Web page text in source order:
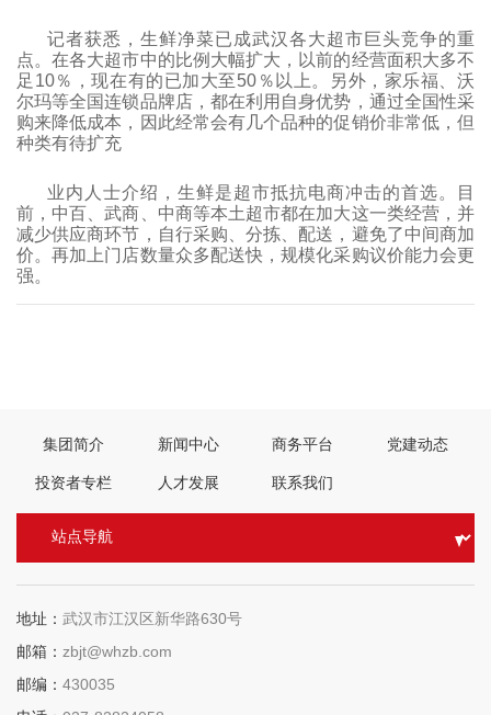
记者获悉，生鲜净菜已成武汉各大超市巨头竞争的重
点。在各大超市中的比例大幅扩大，以前的经营面积大多不
足 10％，现在有的已加大至50 ％以上。另外，家乐福、沃
尔玛等全国连锁品牌店，都在利用自身优势，通过全国性采
购来降低成本，因此经常会有几个品种的促销价非常低，但
种类有待扩充
业内人士介绍，生鲜是超市抵抗电商冲击的首选。目
前，中百、武商、中商等本土超市都在加大这一类经营，并
减少供应商环节，自行采购、分拣、配送，避免了中间商加
价。再加上门店数量众多配送快，规模化采购议价能力会更
强。
集团简介 新闻中心 商务平台 党建动态
投资者专栏 人才发展 联系我们
地址： 武汉市江汉区新华路630号
邮箱： zbjt@whzb.com
邮编： 430035